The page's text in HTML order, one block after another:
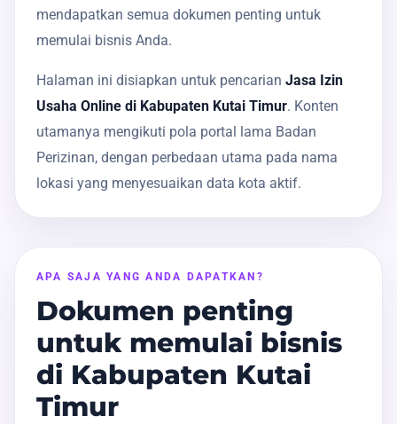
mendapatkan semua dokumen penting untuk
memulai bisnis Anda.
Halaman ini disiapkan untuk pencarian Jasa Izin
Usaha Online di Kabupaten Kutai Timur. Konten
utamanya mengikuti pola portal lama Badan
Perizinan, dengan perbedaan utama pada nama
lokasi yang menyesuaikan data kota aktif.
APA SAJA YANG ANDA DAPATKAN?
Dokumen penting
untuk memulai bisnis
di Kabupaten Kutai
Timur